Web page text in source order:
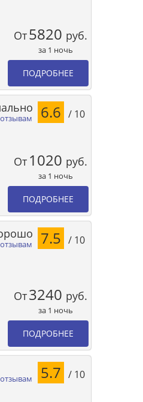
От5820 руб.
за 1 ночь
ПОДРОБНЕЕ
6.6 / 10
От 1020 руб.
за 1 ночь
ПОДРОБНЕЕ
7.5 / 10
От3240 руб.
за 1 ночь
ПОДРОБНЕЕ
5.7 / 10